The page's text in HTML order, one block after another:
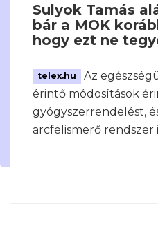
Sulyok Tamás
bár a MOK
hogy ezt ne
telex.hu
Az
érintő módosítások
gyógyszerrendelést,
arcfelismerő rendszer